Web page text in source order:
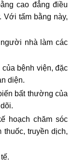
cao đẳng điều
tấm bằng này,
nhà làm các
bệnh viện, đặc
diện.
bất thường của
hoạch chăm sóc
thuốc, truyền dịch,